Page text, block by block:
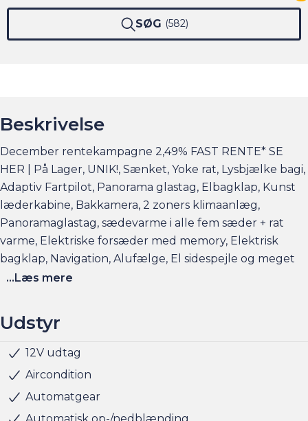
SØG 582
Beskrivelse
December rentekampagne 2,49% FAST RENTE* SE
HER | På Lager, UNIK!, Sænket, Yoke rat, Lysbjælke bagi,
Adaptiv Fartpilot, Panorama glastag, Elbagklap, Kunst
læderkabine, Bakkamera, 2 zoners klimaanlæg,
Panoramaglastag, sædevarme i alle fem sæder + rat
varme, Elektriske forsæder med memory, Elektrisk
bagklap, Navigation, Alufælge, El sidespejle og meget
mere
kr.
Udbetaling: 59.980,- Månedligydelse: 3.099,-, Rente fast
kreditomkostninger: 57.501,-
...Læs mere
Udstyr
12V udtag
Aircondition
Automatgear
Fartpilot adaptiv
Håndfri telefon
Infocenter
Klimaanlæg 2-zoner
Kørecomputer
Multifunktionsrat
Musikstreaming via bluetooth
Navigation
Nøglefri døre
Nøglefri start
Radio
Servo
Sædevarme for/bag
Trådløs mobilopladning
Udvendig temperaturmåler
USB-C tilslutning
Alufælge
Frunk
Fuld LED forlygter
LED baglygter
LED forlygter
LED kørelys
Mørktonede ruder bag
Armlæn
El-justerbart rat
Glastag
Justerbart rat
Kopholder
Rat m. varme
Trådløs telefonopladning
Airbag
ABS
Antispin
Dæktrykssensor
ESP
Isofix
Selealarm
Skiltegenkendelse
Trafikkamera
Vejbaneassistent
Videoovervågning
5 sæder